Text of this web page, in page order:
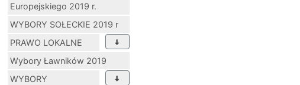
Europejskiego 2019 r.
WYBORY SOŁECKIE 2019 r
PRAWO LOKALNE
Wybory Ławników 2019
WYBORY